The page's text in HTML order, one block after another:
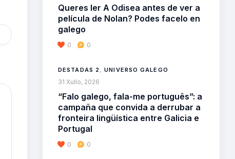
Queres ler A Odisea antes de ver a
película de Nolan? Podes facelo en
galego
0 0
DESTADAS 2 ,UNIVERSO GALEGO
31 Xullo, 2026
“Falo galego, fala-me português”: a
campaña que convida a derrubar a
fronteira lingüística entre Galicia e
Portugal
0 0